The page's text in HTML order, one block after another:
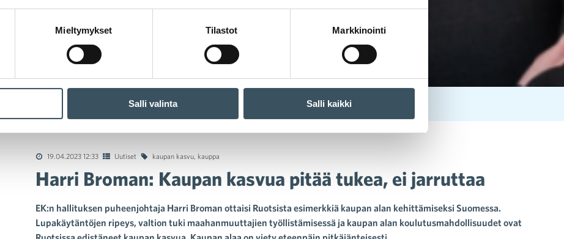
Mieltymykset Tilastot Markkinointi
Salli valinta Salli kaikki
Harri Broman: Kaupan kasvua pitää tukea, ei jarruttaa
19.04.2023 12:33 Uutiset kaupan kasvu kauppa
Harri Broman: Kaupan kasvua pitää tukea, ei jarruttaa
EK:n hallituksen puheenjohtaja Harri Broman ottaisi Ruotsista esimerkkiä kaupan alan kehittämiseksi Suomessa.
Lupakäytäntöjen ripeys, valtion tuki maahanmuuttajien työllistämisessä ja kaupan alan koulutusmahdollisuudet ovat